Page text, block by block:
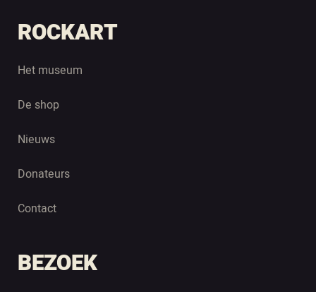
ROCKART
Het museum
De shop
Nieuws
Donateurs
Contact
BEZOEK